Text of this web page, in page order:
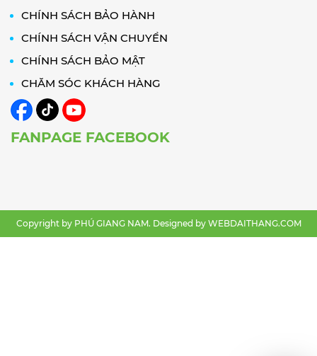
CHÍNH SÁCH BẢO HÀNH
CHÍNH SÁCH VẬN CHUYỂN
CHÍNH SÁCH BẢO MẬT
CHĂM SÓC KHÁCH HÀNG
FANPAGE FACEBOOK
Copyright by PHÚ GIANG NAM. Designed by WEBDAITHANG.COM